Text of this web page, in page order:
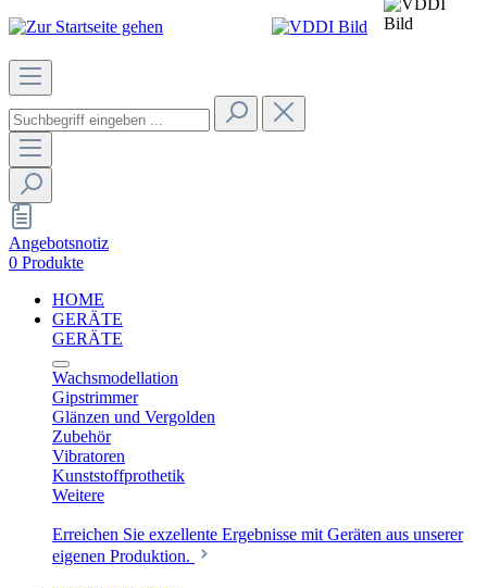
Angebotsnotiz
0 Produkte
HOME
GERÄTE
GERÄTE
Wachsmodellation
Gipstrimmer
Glänzen und Vergolden
Zubehör
Vibratoren
Kunststoffprothetik
Weitere
Erreichen Sie exzellente Ergebnisse mit Geräten aus unserer
eigenen Produktion.